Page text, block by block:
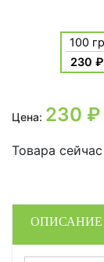
100 гр
230 ₽
Цена: 230 ₽
Товара
ОПИСАНИЕ